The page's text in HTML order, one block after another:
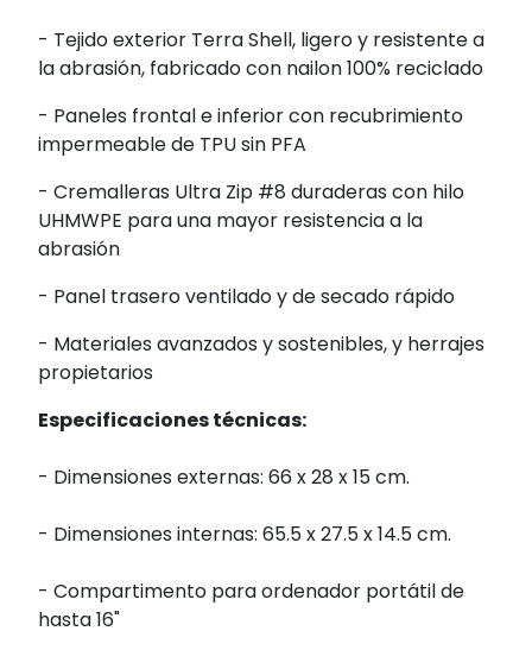
- Tejido exterior Terra Shell, ligero y resistente a
la abrasión, fabricado con nailon 100% reciclado
- Paneles frontal e inferior con recubrimiento
impermeable de TPU sin PFA
- Cremalleras Ultra Zip #8 duraderas con hilo
UHMWPE para una mayor resistencia a la
abrasión
- Panel trasero ventilado y de secado rápido
- Materiales avanzados y sostenibles, y herrajes
propietarios
Especificaciones técnicas:
- Dimensiones externas: 66 x 28 x 15 cm.
- Dimensiones internas: 65.5 x 27.5 x 14.5 cm.
- Compartimento para ordenador portátil de
hasta 16"